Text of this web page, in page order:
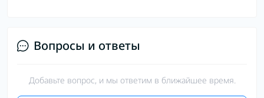
Вопросы и ответы
Добавьте вопрос, и мы ответим в ближайшее время.